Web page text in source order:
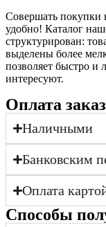
Совершать покупки
удобно! Каталог
структурирован:
выделены более
позволяет быстро и
интересуют.
Оплата
Наличными
Банковским
Оплата
Cпособы